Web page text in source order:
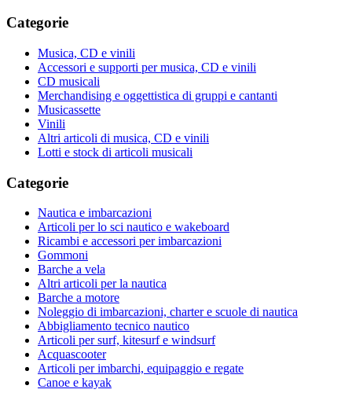
Categorie
Musica, CD e vinili
Accessori e supporti per musica, CD e vinili
CD musicali
Merchandising e oggettistica di gruppi e cantanti
Musicassette
Vinili
Altri articoli di musica, CD e vinili
Lotti e stock di articoli musicali
Categorie
Nautica e imbarcazioni
Articoli per lo sci nautico e wakeboard
Ricambi e accessori per imbarcazioni
Gommoni
Barche a vela
Altri articoli per la nautica
Barche a motore
Noleggio di imbarcazioni, charter e scuole di nautica
Abbigliamento tecnico nautico
Articoli per surf, kitesurf e windsurf
Acquascooter
Articoli per imbarchi, equipaggio e regate
Canoe e kayak